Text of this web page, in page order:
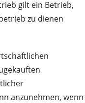
gilt ein Betrieb,
zu dienen
anzunehmen, wenn